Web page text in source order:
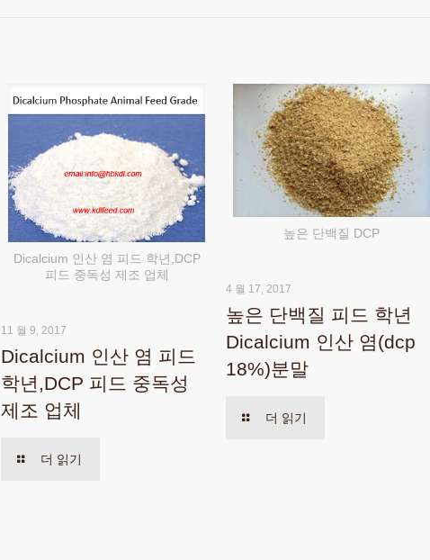
Dicalcium 인산 염 피드 학년,DCP
피드 중독성 제조 업체
11 월 9, 2017
Dicalcium 인산 염 피드
학년,DCP 피드 중독성
제조 업체
더 읽기
높은 단백질 DCP
4 월 17, 2017
높은 단백질 피드 학년
Dicalcium 인산 염(dcp
18%)분말
더 읽기